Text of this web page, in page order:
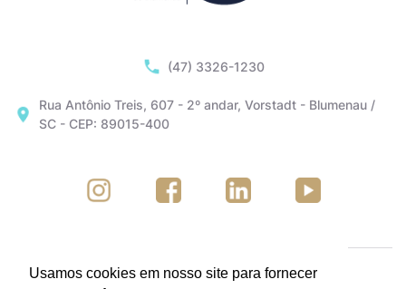
(47) 3326-1230
Rua Antônio Treis, 607 - 2º andar, Vorstadt - Blumenau /
SC - CEP: 89015-400
Usamos cookies em nosso site para fornecer